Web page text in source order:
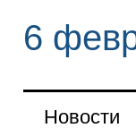
6
Новости